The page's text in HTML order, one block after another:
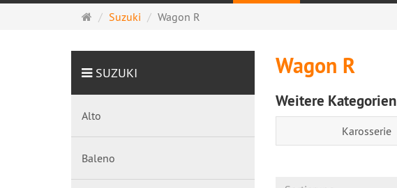
Startseite
Suzuki Wagon R
Wagon R
Weitere Kategorien
Karosserie
SUZUKI
Alto
Baleno